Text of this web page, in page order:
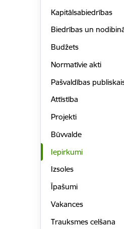
Kapitālsabiedrības
Biedrības un
Budžets
Normatīvie akti
Pašvaldības
Attīstība
Projekti
Būvvalde
Iepirkumi
Izsoles
Īpašumi
Vakances
Trauksmes celšana